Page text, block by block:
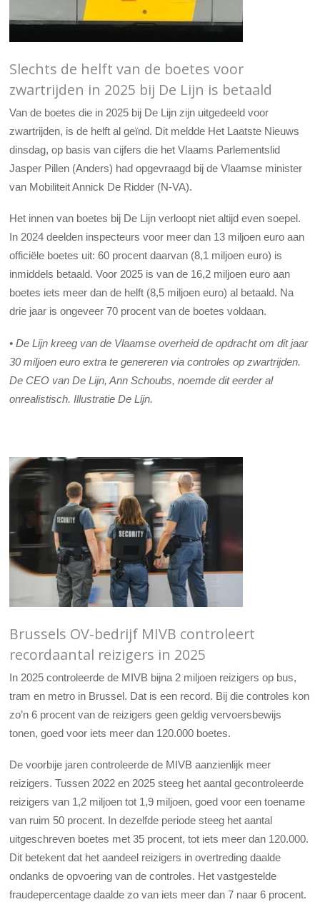
Slechts de helft van de boetes voor
zwartrijden in 2025 bij De Lijn is betaald
Van de boetes die in 2025 bij De Lijn zijn uitgedeeld voor
zwartrijden, is de helft al geïnd. Dit meldde Het Laatste Nieuws
dinsdag, op basis van cijfers die het Vlaams Parlementslid
Jasper Pillen (Anders) had opgevraagd bij de Vlaamse minister
van Mobiliteit Annick De Ridder (N-VA).
Het innen van boetes bij De Lijn verloopt niet altijd even soepel.
In 2024 deelden inspecteurs voor meer dan 13 miljoen euro aan
officiële boetes uit: 60 procent daarvan (8,1 miljoen euro) is
inmiddels betaald. Voor 2025 is van de 16,2 miljoen euro aan
boetes iets meer dan de helft (8,5 miljoen euro) al betaald. Na
drie jaar is ongeveer 70 procent van de boetes voldaan.
• De Lijn kreeg van de Vlaamse overheid de opdracht om dit jaar
30 miljoen euro extra te genereren via controles op zwartrijden.
De CEO van De Lijn, Ann Schoubs, noemde dit eerder al
onrealistisch. Illustratie De Lijn.
Brussels OV-bedrijf MIVB controleert
recordaantal reizigers in 2025
In 2025 controleerde de MIVB bijna 2 miljoen reizigers op bus,
tram en metro in Brussel. Dat is een record. Bij die controles kon
zo’n 6 procent van de reizigers geen geldig vervoersbewijs
tonen, goed voor iets meer dan 120.000 boetes.
De voorbije jaren controleerde de MIVB aanzienlijk meer
reizigers. Tussen 2022 en 2025 steeg het aantal gecontroleerde
reizigers van 1,2 miljoen tot 1,9 miljoen, goed voor een toename
van ruim 50 procent. In dezelfde periode steeg het aantal
uitgeschreven boetes met 35 procent, tot iets meer dan 120.000.
Dit betekent dat het aandeel reizigers in overtreding daalde
ondanks de opvoering van de controles. Het vastgestelde
fraudepercentage daalde zo van iets meer dan 7 naar 6 procent.